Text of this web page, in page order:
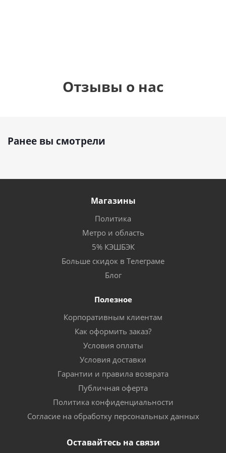
Отзывы о нас
Ранее вы смотрели
Магазины
Политика
Метро и область
5% КЭШБЭК
Больше скидок в Телеграме
Блог
Полезное
Корпоративным клиентам
Как оформить заказ?
Условия оплаты
Условия доставки
Гарантии и правила возврата
Публичная оферта
Политика конфиденциальности
Согласие на обработку персональных данных
Оставайтесь на связи